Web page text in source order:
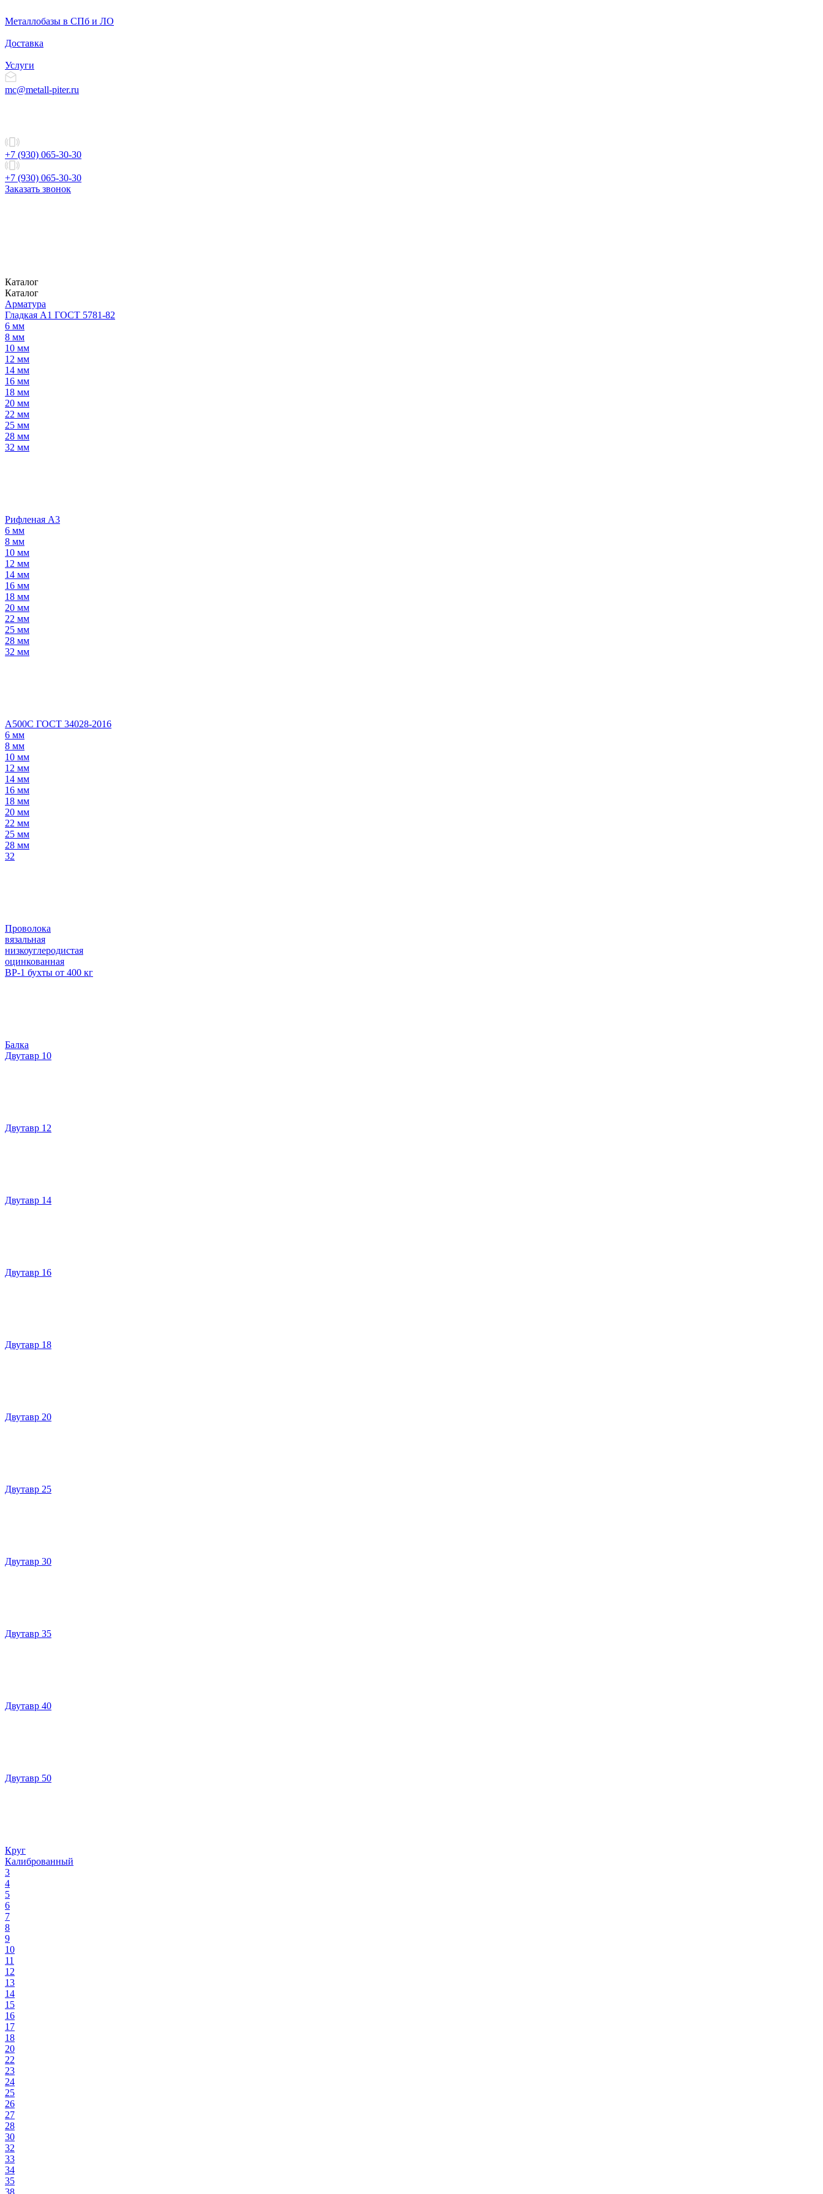
Металлобазы в СПб и ЛО
Доставка
Услуги
mc@metall-piter.ru
+7 (930) 065-30-30
+7 (930) 065-30-30
Заказать звонок
Каталог
Каталог
Арматура
Гладкая А1 ГОСТ 5781-82
6 мм
8 мм
10 мм
12 мм
14 мм
16 мм
18 мм
20 мм
22 мм
25 мм
28 мм
32 мм
Рифленая А3
6 мм
8 мм
10 мм
12 мм
14 мм
16 мм
18 мм
20 мм
22 мм
25 мм
28 мм
32 мм
А500С ГОСТ 34028-2016
6 мм
8 мм
10 мм
12 мм
14 мм
16 мм
18 мм
20 мм
22 мм
25 мм
28 мм
32
Проволока
вязальная
низкоуглеродистая
оцинкованная
ВР-1 бухты от 400 кг
Балка
Двутавр 10
Двутавр 12
Двутавр 14
Двутавр 16
Двутавр 18
Двутавр 20
Двутавр 25
Двутавр 30
Двутавр 35
Двутавр 40
Двутавр 50
Круг
Калиброванный
3
4
5
6
7
8
9
10
11
12
13
14
15
16
17
18
20
22
23
24
25
26
27
28
30
32
33
34
35
38